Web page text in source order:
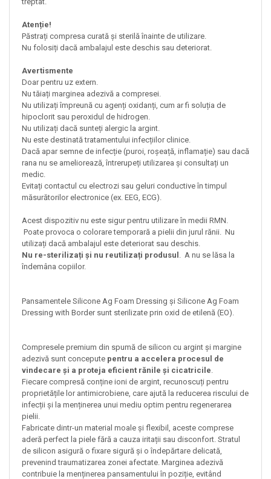
Atenție!
Păstrați compresa curată și sterilă înainte de utilizare.
Nu folosiți dacă ambalajul este deschis sau deteriorat.
Avertismente
Doar pentru uz extern.
Nu tăiați marginea adezivă a compresei.
Nu utilizați împreună cu agenți oxidanți, cum ar fi soluția de
hipoclorit sau peroxidul de hidrogen.
Nu utilizați dacă sunteți alergic la argint.
Nu este destinată tratamentului infecțiilor clinice.
Dacă apar semne de infecție (puroi, roșeață, inflamație) sau dacă
rana nu se ameliorează, întrerupeți utilizarea și consultați un
medic.
Evitați contactul cu electrozi sau geluri conductive în timpul
măsurătorilor electronice (ex. EEG, ECG).
Acest dispozitiv nu este sigur pentru utilizare în medii RMN.
Poate provoca o colorare temporară a pielii din jurul rănii. Nu
utilizați dacă ambalajul este deteriorat sau deschis.
Nu re-sterilizați și nu reutilizați produsul . A nu se lăsa la
îndemâna copiilor.
Pansamentele Silicone Ag Foam Dressing și Silicone Ag Foam
Dressing with Border sunt sterilizate prin oxid de etilenă (EO).
Compresele premium din spumă de silicon cu argint și margine
adezivă sunt concepute pentru a accelera procesul de
vindecare și a proteja eficient rănile și cicatricile
Fiecare compresă conține ioni de argint, recunoscuți pentru
proprietățile lor antimicrobiene, care ajută la reducerea riscului de
infecții și la menținerea unui mediu optim pentru regenerarea
pielii.
Fabricate dintr-un material moale și flexibil, aceste comprese
aderă perfect la piele fără a cauza iritații sau disconfort. Stratul
de silicon asigură o fixare sigură și o îndepărtare delicată,
prevenind traumatizarea zonei afectate. Marginea adezivă
contribuie la menținerea pansamentului în poziție, evitând